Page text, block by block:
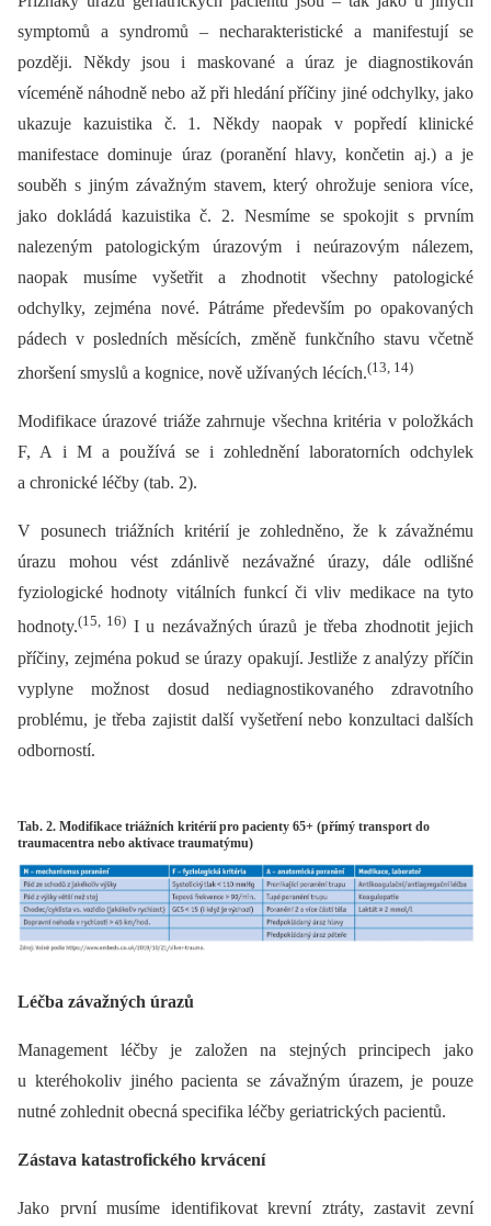
symptomů a syndromů –⁠ necharakteristické a manifestují se
později. Někdy jsou i maskované a úraz je diagnostikován
víceméně náhodně nebo až při hledání příčiny jiné odchylky, jako
ukazuje kazuistika č. 1. Někdy naopak v popředí klinické
manifestace dominuje úraz (poranění hlavy, končetin aj.) a je
souběh s jiným závažným stavem, který ohrožuje seniora více,
jako dokládá kazuistika č. 2. Nesmíme se spokojit s prvním
nalezeným patologickým úrazovým i neúrazovým nálezem,
naopak musíme vyšetřit a zhodnotit všechny patologické
odchylky, zejména nové. Pátráme především po opakovaných
pádech v posledních měsících, změně funkčního stavu včetně
zhoršení smyslů a kognice, nově užívaných lécích.(13, 14)
Modifikace úrazové triáže zahrnuje všechna kritéria v položkách
F, A i M a používá se i zohlednění laboratorních odchylek
a chronické léčby (tab. 2).
V posunech triážních kritérií je zohledněno, že k závažnému
úrazu mohou vést zdánlivě nezávažné úrazy, dále odlišné
fyziologické hodnoty vitálních funkcí či vliv medikace na tyto
hodnoty.(15, 16) I u nezávažných úrazů je třeba zhodnotit jejich
příčiny, zejména pokud se úrazy opakují. Jestliže z analýzy příčin
vyplyne možnost dosud nediagnostikovaného zdravotního
problému, je třeba zajistit další vyšetření nebo konzultaci dalších
odborností.
Tab. 2. Modifikace triážních kritérií pro pacienty 65+ (přímý transport do
traumacentra nebo aktivace traumatýmu)
Léčba závažných úrazů
Management léčby je založen na stejných principech jako
u kteréhokoliv jiného pacienta se závažným úrazem, je pouze
nutné zohlednit obecná specifika léčby geriatrických pacientů.
Zástava katastrofického krvácení
Jako první musíme identifikovat krevní ztráty, zastavit zevní